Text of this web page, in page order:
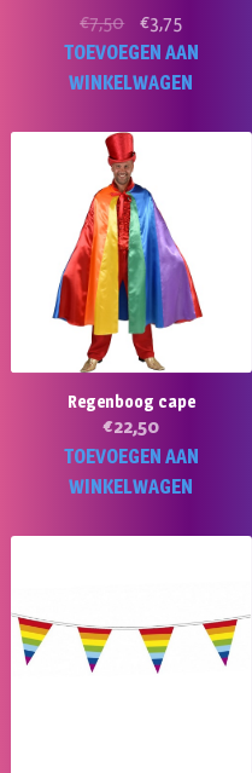
€7,50
Oorspronkelijke
prijs
was:
€3,75Huidige
prijs
is:
TOEVOEGEN AAN
WINKELWAGEN
Regenboog cape
€22,50
TOEVOEGEN AAN
WINKELWAGEN